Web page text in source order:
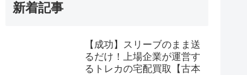
新着記事
【成功】スリーブのまま送
るだけ！上場企業が運営す
るトレカの宅配買取【古本